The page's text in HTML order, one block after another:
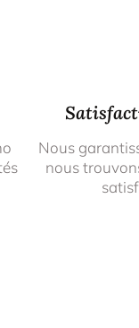
Nous
nous